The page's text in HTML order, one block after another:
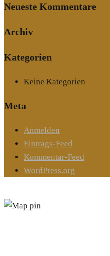
Neueste Kommentare
Archiv
Kategorien
Keine Kategorien
Meta
Anmelden
Eintrags-Feed
Kommentar-Feed
WordPress.org